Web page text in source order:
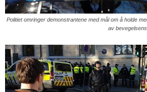
Politiet omringer demonstrantene med mål om å holde
av